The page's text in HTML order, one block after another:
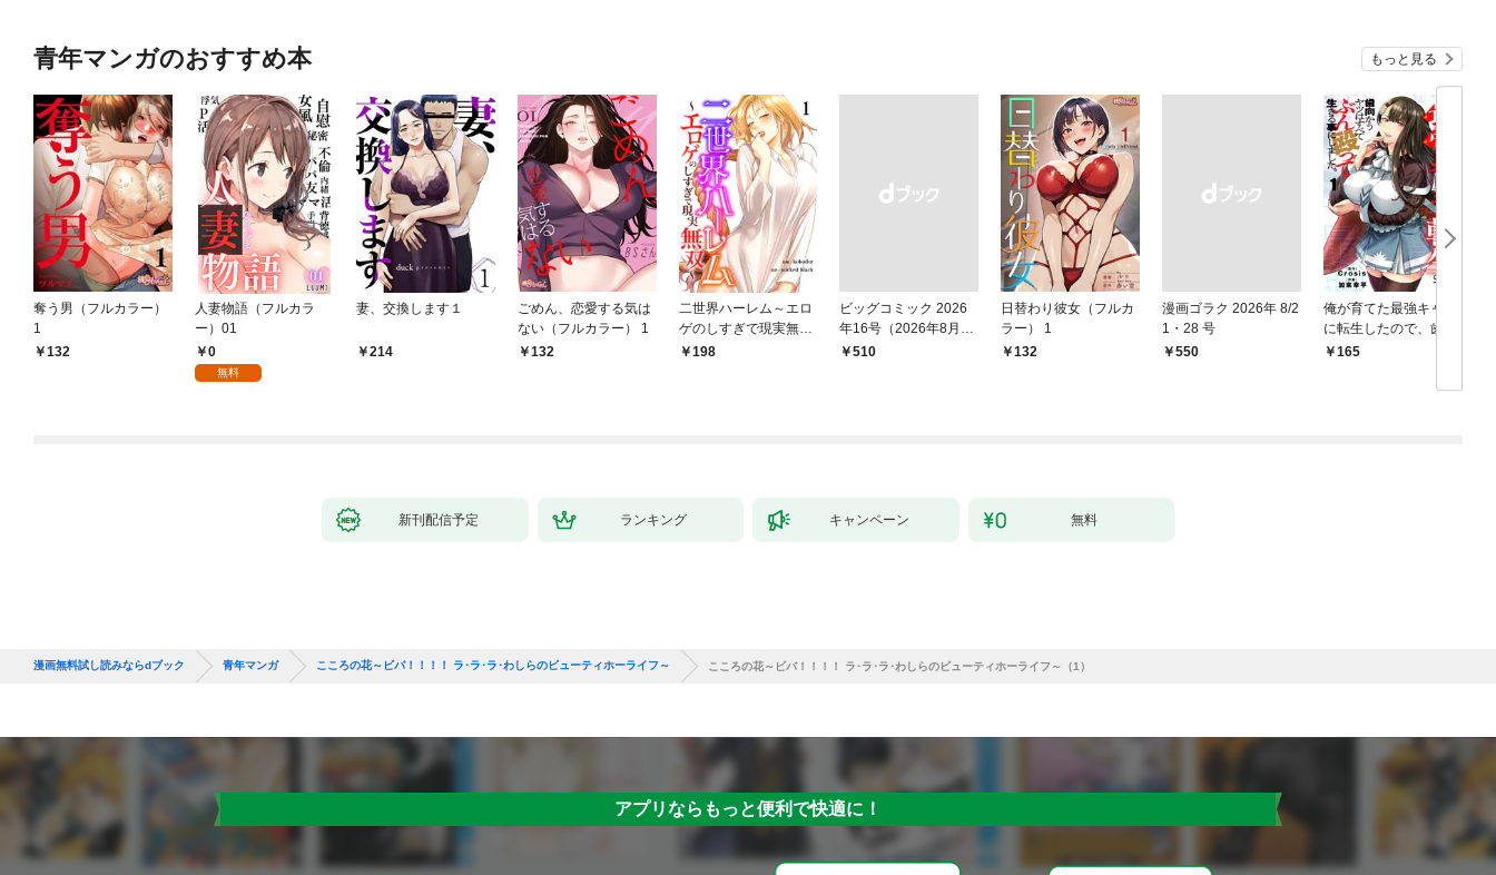
青年マンガのおすすめ本 もっと見る
奪う男（フルカラー）
1
132
人妻物語（フルカラ
ー）01
0
無料
妻、交換します１
214
ごめん、恋愛する気は
ない（フルカラー） 1
132
二世界ハーレム～エロ
ゲのしすぎで現実無双
～１198
ビッグコミック 2026
年16号（2026年8月7
日発売）
￥510
日替わり彼女（フルカ
ラー） 1
132
漫画ゴラク 2026年 8/2
1・28 号
￥550
俺が育てた最強キャラ
に転生したので、歯向
かうヤツはすべてぶん
165
新刊配信予定 ランキング キャンペーン 無料
漫画無料試し読みならdブック 青年マンガ こころの花～ビバ！！！！ ラ･ラ･ラ･わしらのビューティホーライフ～ こころの花～ビバ！！！！ ラ･ラ･ラ･わしらのビューティホーライフ～（1）
アプリならもっと便利で快適に！